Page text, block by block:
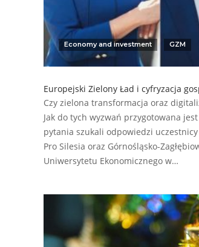
Economy and investment GZM
Europejski Zielony Ład i cyfryzacja
Czy zielona transformacja oraz
Jak do tych wyzwań przygotowana
pytania szukali odpowiedzi
Pro Silesia oraz Górnośląsko-
Uniwersytetu Ekonomicznego w…